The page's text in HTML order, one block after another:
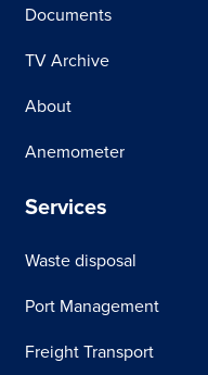
Documents
TV Archive
About
Anemometer
Services
Waste disposal
Port Management
Freight Transport